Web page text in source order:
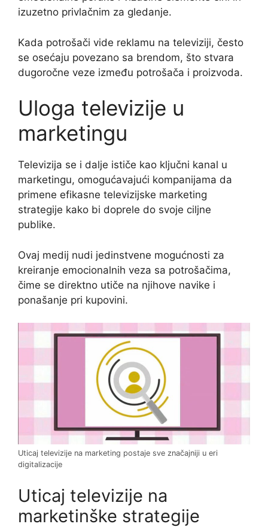
izuzetno privlačnim za gledanje.
Kada potrošači vide reklamu na televiziji, često
se osećaju povezano sa brendom, što stvara
dugoročne veze između potrošača i proizvoda.
Uloga televizije u
marketingu
Televizija se i dalje ističe kao ključni kanal u
marketingu, omogućavajući kompanijama da
primene efikasne televizijske marketing
strategije kako bi doprele do svoje ciljne
publike.
Ovaj medij nudi jedinstvene mogućnosti za
kreiranje emocionalnih veza sa potrošačima,
čime se direktno utiče na njihove navike i
ponašanje pri kupovini.
Uticaj televizije na marketing postaje sve značajniji u eri
digitalizacije
Uticaj televizije na
marketinške strategije